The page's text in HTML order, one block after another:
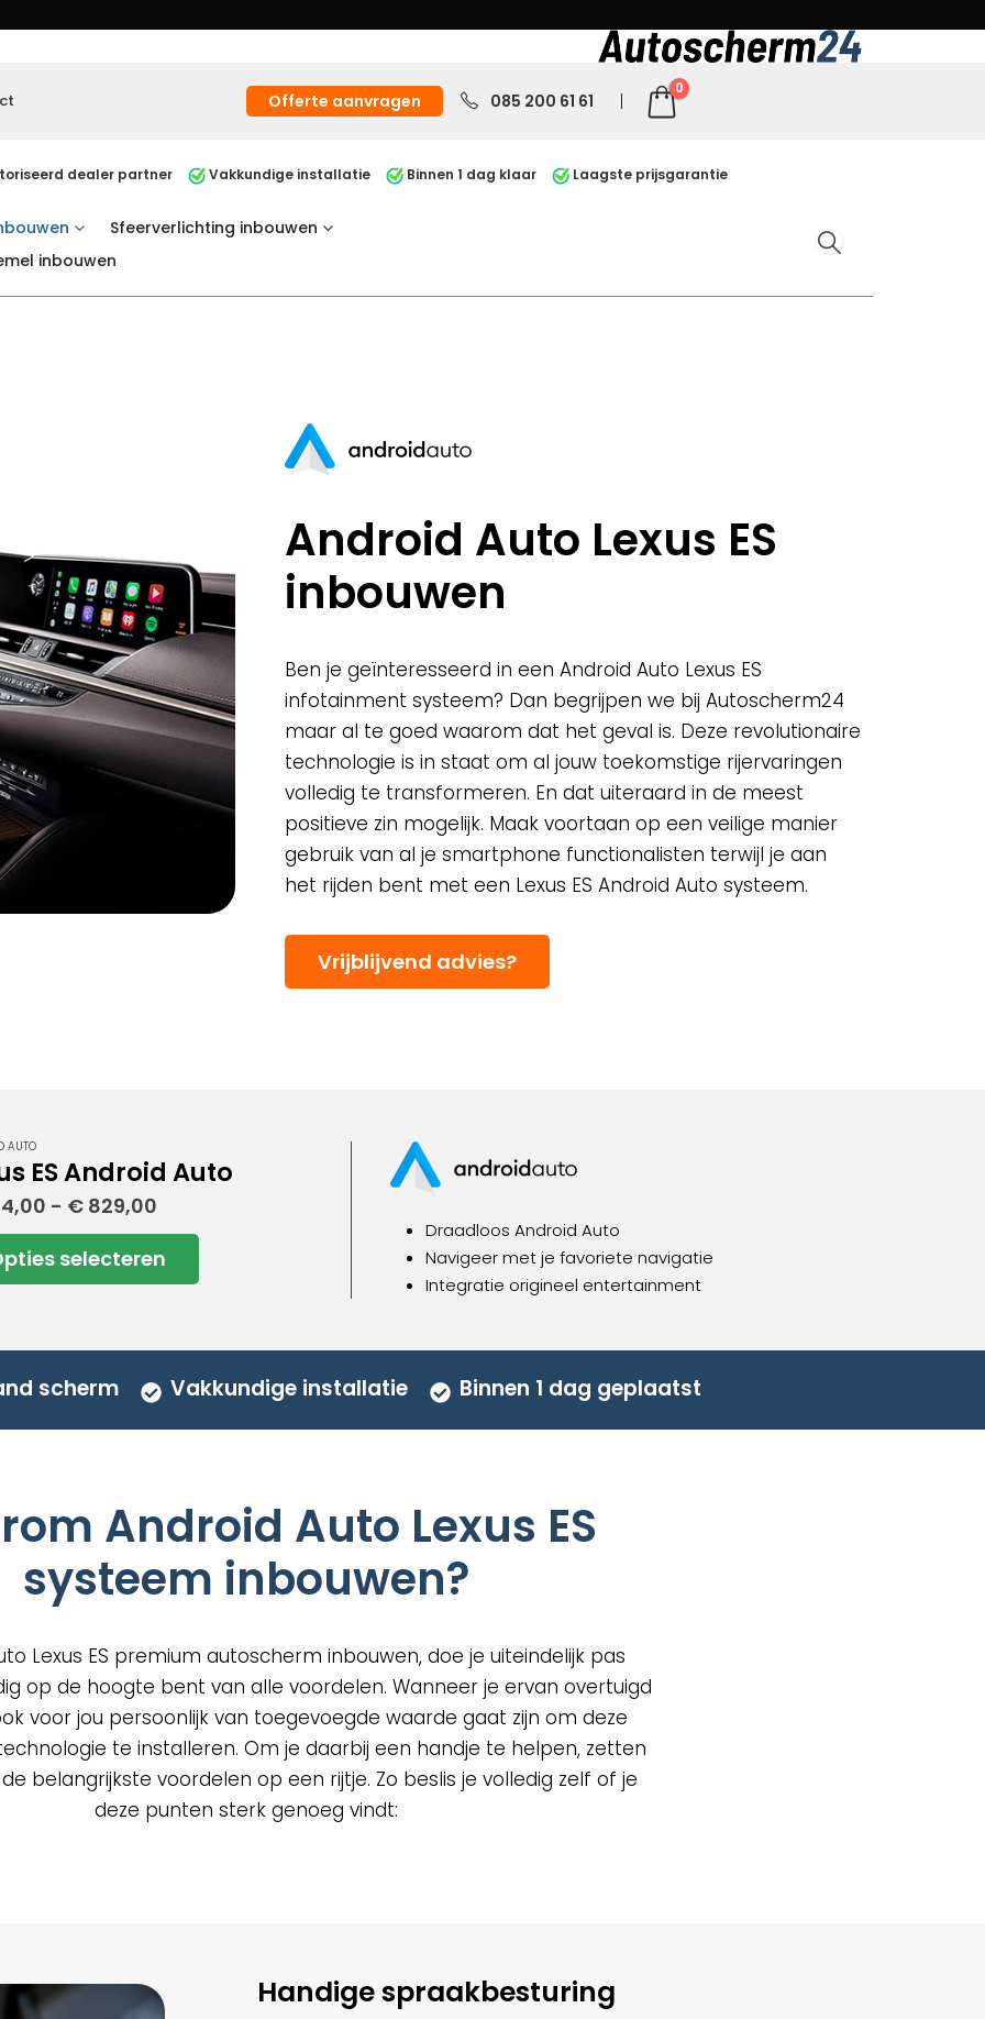
Offerte aanvragen 085 200 61 61
0
dealer partner Vakkundige installatie Binnen 1 dag klaar Laagste prijsgarantie
Sfeerverlichting inbouwen
inbouwen
Android Auto Lexus ES
inbouwen
Ben je geïnteresseerd in een Android Auto Lexus ES
infotainment systeem? Dan begrijpen we bij Autoscherm24
maar al te goed waarom dat het geval is. Deze revolutionaire
technologie is in staat om al jouw toekomstige rijervaringen
volledig te transformeren. En dat uiteraard in de meest
positieve zin mogelijk. Maak voortaan op een veilige manier
gebruik van al je smartphone functionalisten terwijl je aan
het rijden bent met een Lexus ES Android Auto systeem.
Vrijblijvend advies?
AUTO
ES Android Auto
- € 829,00
€ 829,00
selecteren
Draadloos Android Auto
Navigeer met je favoriete navigatie
Integratie origineel entertainment
scherm Vakkundige installatie Binnen 1 dag geplaatst
Android Auto Lexus ES
systeem inbouwen?
Lexus ES premium autoscherm inbouwen, doe je uiteindelijk pas
op de hoogte bent van alle voordelen. Wanneer je ervan overtuigd
voor jou persoonlijk van toegevoegde waarde gaat zijn om deze
te installeren. Om je daarbij een handje te helpen, zetten
belangrijkste voordelen op een rijtje. Zo beslis je volledig zelf of je
deze punten sterk genoeg vindt:
Handige spraakbesturing